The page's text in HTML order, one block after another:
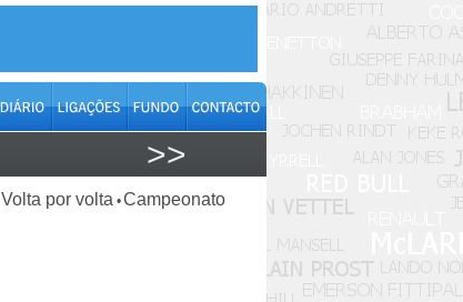
>>
Volta por volta •Campeonato